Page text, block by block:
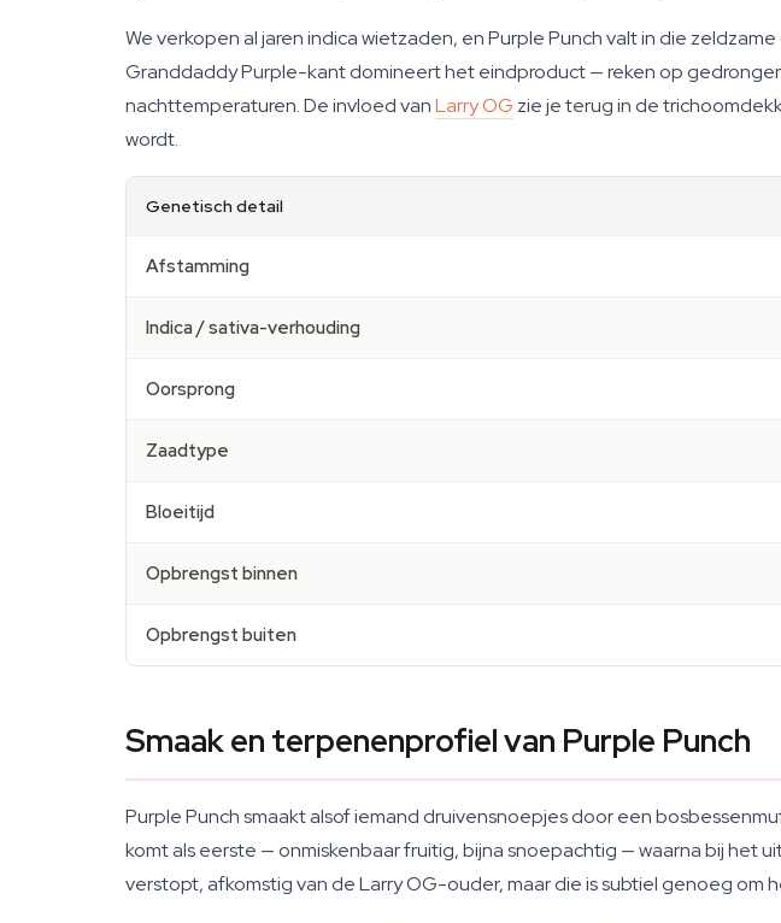
We verkopen al jaren indica wietzaden, en Purple Punch valt in die
Granddaddy Purple-kant domineert het eindproduct — reken op
nachttemperaturen. De invloed vanLarry OG zie je terug in de
wordt.
Genetisch detail
Afstamming
Indica / sativa-verhouding
Oorsprong
Zaadtype
Bloeitijd
Opbrengst binnen
Opbrengst buiten
Smaak en terpenenprofiel van Purple Punch
Purple Punch smaakt alsof iemand druivensnoepjes door een
komt als eerste — onmiskenbaar fruitig, bijna snoepachtig — waarna bij het
verstopt, afkomstig van de Larry OG-ouder, maar die is subtiel genoeg